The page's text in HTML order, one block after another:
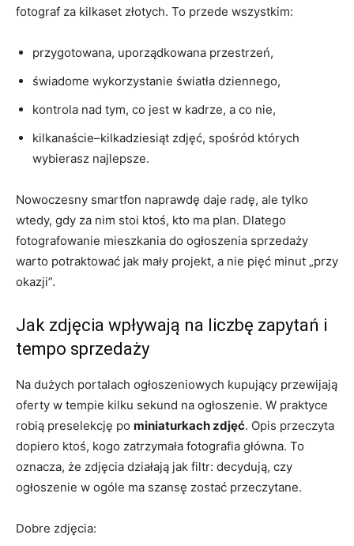
fotograf za kilkaset złotych. To przede wszystkim:
przygotowana, uporządkowana przestrzeń,
świadome wykorzystanie światła dziennego,
kontrola nad tym, co jest w kadrze, a co nie,
kilkanaście–kilkadziesiąt zdjęć, spośród których
wybierasz najlepsze.
Nowoczesny smartfon naprawdę daje radę, ale tylko
wtedy, gdy za nim stoi ktoś, kto ma plan. Dlatego
fotografowanie mieszkania do ogłoszenia sprzedaży
warto potraktować jak mały projekt, a nie pięć minut „przy
okazji”.
Jak zdjęcia wpływają na liczbę zapytań i
tempo sprzedaży
Na dużych portalach ogłoszeniowych kupujący przewijają
oferty w tempie kilku sekund na ogłoszenie. W praktyce
robią preselekcję po miniaturkach zdjęć. Opis przeczyta
dopiero ktoś, kogo zatrzymała fotografia główna. To
oznacza, że zdjęcia działają jak filtr: decydują, czy
ogłoszenie w ogóle ma szansę zostać przeczytane.
Dobre zdjęcia: